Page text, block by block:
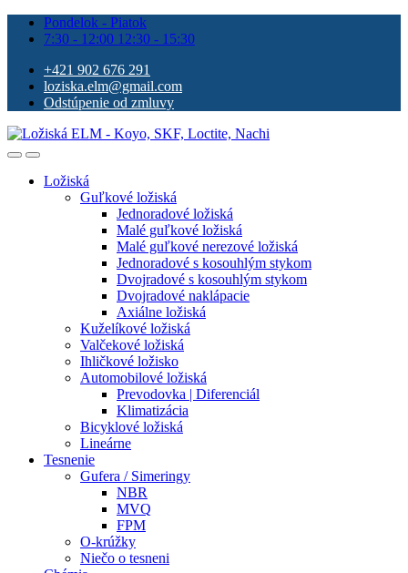
Pondelok - Piatok
7:30 - 12:00 12:30 - 15:30
+421 902 676 291
loziska.elm@gmail.com
Odstúpenie od zmluvy
Ložiská
Guľkové ložiská
Jednoradové ložiská
Malé guľkové ložiská
Malé guľkové nerezové ložiská
Jednoradové s kosouhlým stykom
Dvojradové s kosouhlým stykom
Dvojradové naklápacie
Axiálne ložiská
Kuželíkové ložiská
Valčekové ložiská
Ihličkové ložisko
Automobilové ložiská
Prevodovka | Diferenciál
Klimatizácia
Bicyklové ložiská
Lineárne
Tesnenie
Gufera / Simeringy
NBR
MVQ
FPM
O-krúžky
Niečo o tesneni